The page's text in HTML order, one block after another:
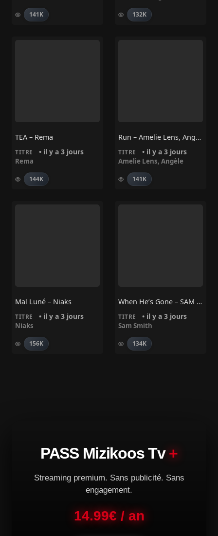
141K 132K
TEA – Rema
TITRE • il y a 3 jours
Rema
144K
Run – Amelie Lens, Angèle
TITRE • il y a 3 jours
Amelie Lens, Angèle
141K
Mal Luné – Niaks
TITRE • il y a 3 jours
Niaks
156K
When He’s Gone – SAM SMITH
TITRE • il y a 3 jours
Sam Smith
134K
PASS Mizikoos Tv+
Streaming premium. Sans publicité. Sans
engagement.
14.99€ / an